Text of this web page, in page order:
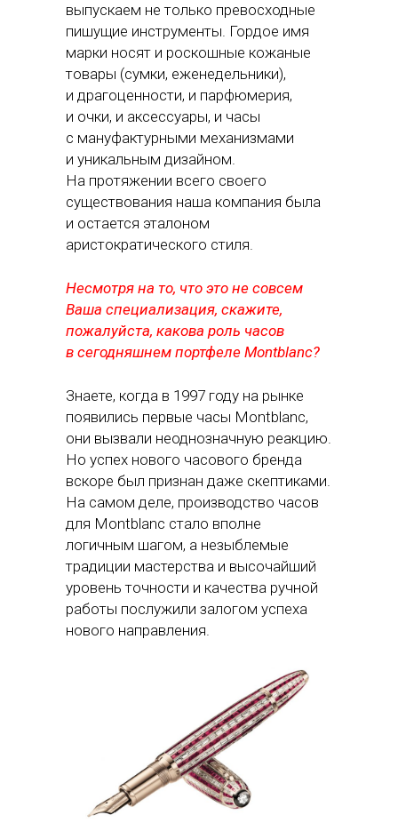
выпускаем не только превосходные
пишущие инструменты. Гордое имя
марки носят и роскошные кожаные
товары (сумки, еженедельники),
и драгоценности, и парфюмерия,
и очки, и аксессуары, и часы
с мануфактурными механизмами
и уникальным дизайном.
На протяжении всего своего
существования наша компания была
и остается эталоном
аристократического стиля.
Несмотря на то, что это не совсем
Ваша специализация, скажите,
пожалуйста, какова роль часов
в сегодняшнем портфеле Montblanc?
Знаете, когда в 1997 году на рынке
появились первые часы Montblanc,
они вызвали неоднозначную реакцию.
Но успех нового часового бренда
вскоре был признан даже скептиками.
На самом деле, производство часов
для Montblanc стало вполне
логичным шагом, а незыблемые
традиции мастерства и высочайший
уровень точности и качества ручной
работы послужили залогом успеха
нового направления.